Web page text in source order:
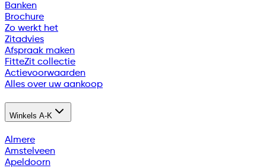
Banken
Brochure
Zo werkt het
Zitadvies
Afspraak maken
FitteZit collectie
Actievoorwaarden
Alles over uw aankoop
Winkels A-K
Almere
Amstelveen
Apeldoorn